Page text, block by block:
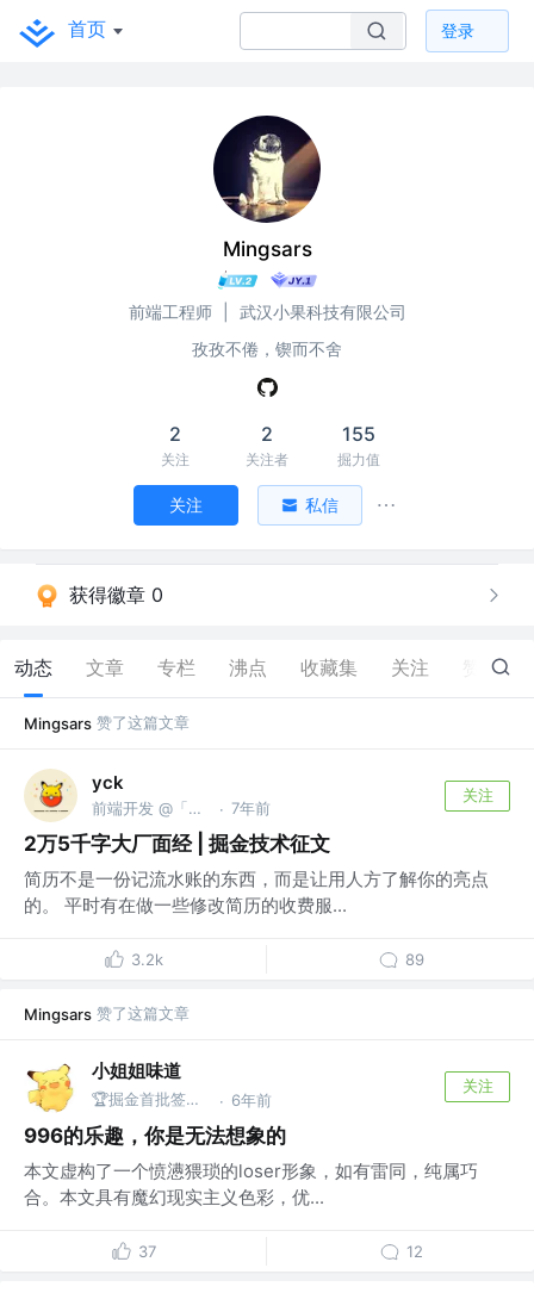
首页 登录
Mingsars
前端工程师
武汉小果科技有限公司
孜孜不倦，锲而不舍
2
关注
2
关注者
155
掘力值
关注 私信
获得徽章 0
动态 文章 专栏 沸点 收藏集 关注 10
Mingsars 赞了这篇文章
yck
前端开发 @「前端真好玩」公众号作者 · 7年前
关注
2万5千字大厂面经 | 掘金技术征文
简历不是一份记流水账的东西，而是让用人方了解你的亮点
的。 平时有在做一些修改简历的收费服...
3.2k 89
Mingsars 赞了这篇文章
小姐姐味道
🏆掘金首批签约作者 @公众号：xjjdog · 6年前
关注
996的乐趣，你是无法想象的
本文虚构了一个愤懑猥琐的loser形象，如有雷同，纯属巧
合。本文具有魔幻现实主义色彩，优...
37 12